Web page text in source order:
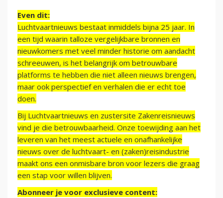
Even dit:
Luchtvaartnieuws bestaat inmiddels bijna 25 jaar. In
een tijd waarin talloze vergelijkbare bronnen en
nieuwkomers met veel minder historie om aandacht
schreeuwen, is het belangrijk om betrouwbare
platforms te hebben die niet alleen nieuws brengen,
maar ook perspectief en verhalen die er echt toe
doen.
Bij Luchtvaartnieuws en zustersite Zakenreisnieuws
vind je die betrouwbaarheid. Onze toewijding aan het
leveren van het meest actuele en onafhankelijke
nieuws over de luchtvaart- en (zaken)reisindustrie
maakt ons een onmisbare bron voor lezers die graag
een stap voor willen blijven.
Abonneer je voor exclusieve content: